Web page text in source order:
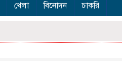
খেলা বিনোদন চাকরি